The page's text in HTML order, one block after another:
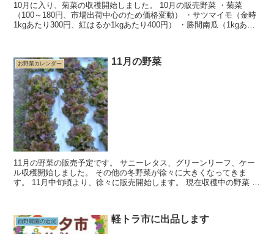
10月に入り、菊菜の収穫開始しました。 10月の販売野菜 ・菊菜
（100～180円、市場出荷中心のため価格変動） ・サツマイモ（金時
1kgあたり300円、紅はるか1kgあたり400円） ・勝間南瓜（1kgあた
お野菜カレンダー 11月の野菜
11月の野菜の販売予定です。 サニーレタス、グリーンリーフ、ケー
ル収穫開始しました。 その他の冬野菜が徐々に大きくなってきま
す。 11月中旬頃より、徐々に販売開始します。 現在収穫中の野菜 ・
西野農園の近況 軽トラ市に出品します